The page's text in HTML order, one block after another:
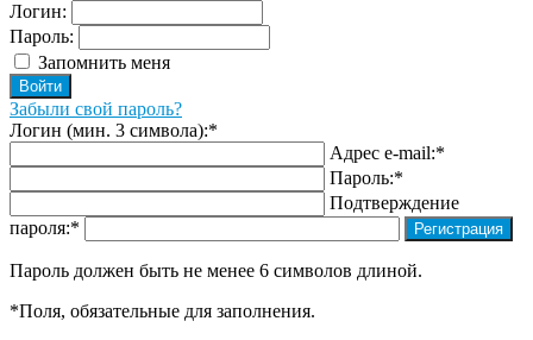
Логин:
Пароль:
Запомнить меня
Забыли свой пароль?
Логин (мин. 3 символа):*
Адрес e-mail:*
Пароль:*
Подтверждение
пароля:*
Пароль должен быть не менее 6 символов длиной.
*Поля, обязательные для заполнения.